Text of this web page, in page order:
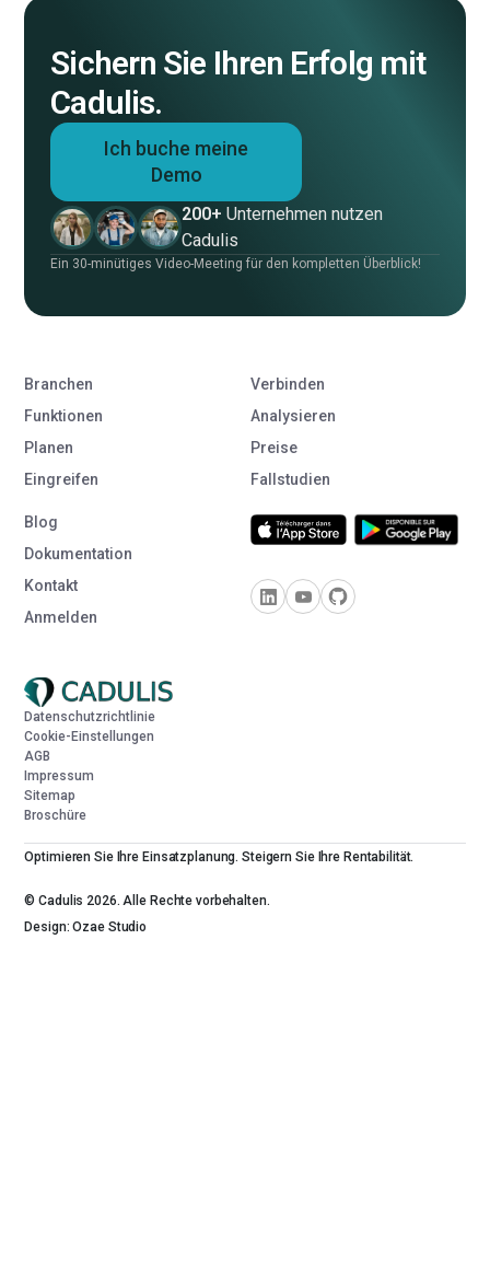
Sichern Sie Ihren Erfolg mit
Cadulis.
Ich buche meine
Demo
200+ Unternehmen nutzen
Cadulis
Ein 30-minütiges Video-Meeting für den kompletten Überblick!
Branchen
Funktionen
Planen
Eingreifen
Verbinden
Analysieren
Preise
Fallstudien
Blog
Dokumentation
Kontakt
Anmelden
Datenschutzrichtlinie
Cookie-Einstellungen
AGB
Impressum
Sitemap
Broschüre
Optimieren Sie Ihre Einsatzplanung. Steigern Sie Ihre Rentabilität.
© Cadulis 2026. Alle Rechte vorbehalten.
Design: Ozae Studio